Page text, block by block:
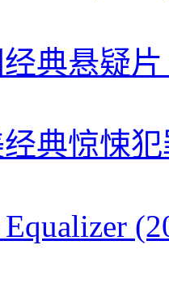
典悬疑
典惊悚